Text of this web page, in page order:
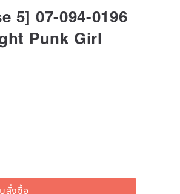
5] 07-094-0196
Punk Girl
สั่งซื้อ